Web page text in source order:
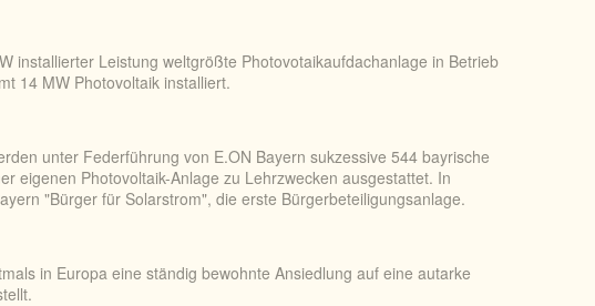
installierter Leistung weltgrößte Photovotaikaufdachanlage in Betrieb
14 MW Photovoltaik installiert.
unter Federführung von E.ON Bayern sukzessive 544 bayrische
eigenen Photovoltaik-Anlage zu Lehrzwecken ausgestattet. In
"Bürger für Solarstrom", die erste Bürgerbeteiligungsanlage.
in Europa eine ständig bewohnte Ansiedlung auf eine autarke